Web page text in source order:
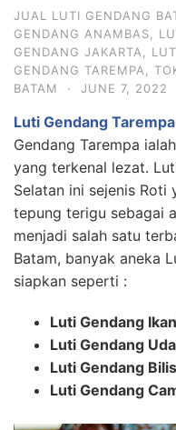
JUAL LUTI GENDANG
GENDANG ANAMBAS,
GENDANG JAKARTA,
GENDANG TAREMPA,
BATAM
· JUNE 7, 2022
Luti Gendang
Gendang Tarempa
yang terkenal lezat.
Selatan ini sejenis Roti
tepung terigu sebagai
menjadi salah satu
Batam, banyak aneka
siapkan seperti :
Luti Gendang
Luti Gendang
Luti Gendang
Luti Gendang